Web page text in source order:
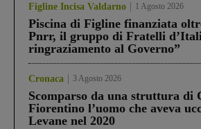
Figline Incisa Valdarno 1 Agosto 2026
Piscina di Figline finanziata
Pnrr, il gruppo di Fratelli
ringraziamento al Governo”
Cronaca 3 Agosto 2026
Scomparso da una struttura di
Fiorentino l’uomo che aveva
Levane nel 2020